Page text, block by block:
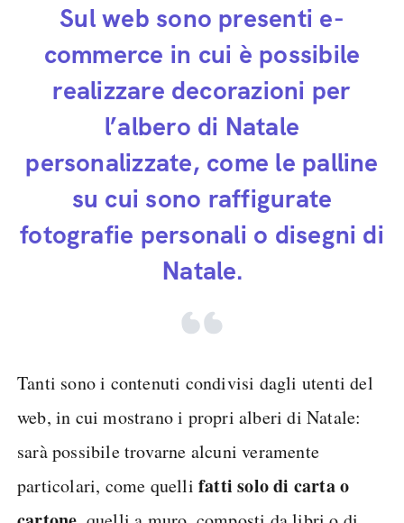
Sul web sono presenti e-
commerce in cui è possibile
realizzare decorazioni per
l’albero di Natale
personalizzate, come le palline
su cui sono raffigurate
fotografie personali o disegni di
Natale.
Tanti sono i contenuti condivisi dagli utenti del
web, in cui mostrano i propri alberi di Natale:
sarà possibile trovarne alcuni veramente
particolari, come quelli fatti solo di carta o